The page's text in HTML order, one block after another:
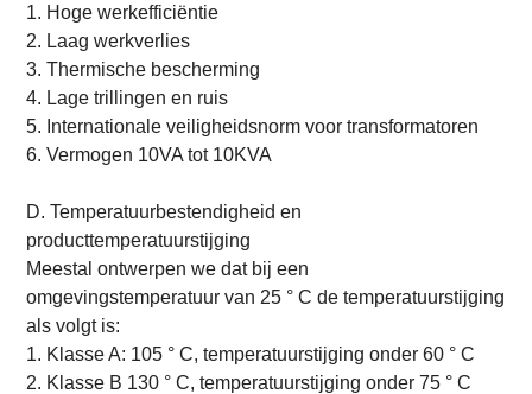
1. Hoge werkefficiëntie
2. Laag werkverlies
3. Thermische bescherming
4. Lage trillingen en ruis
5. Internationale veiligheidsnorm voor transformatoren
6. Vermogen 10VA tot 10KVA
D. Temperatuurbestendigheid en
producttemperatuurstijging
Meestal ontwerpen we dat bij een
omgevingstemperatuur van 25 ° C de temperatuurstijging
als volgt is:
1. Klasse A: 105 ° C, temperatuurstijging onder 60 ° C
2. Klasse B 130 ° C, temperatuurstijging onder 75 ° C